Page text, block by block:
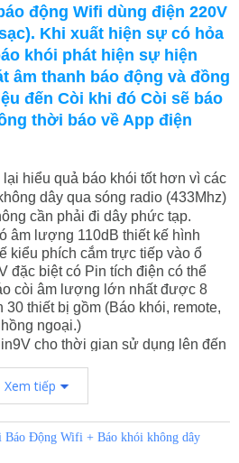
động Wifi dùng điện 220V
Khi xuất hiện sự có hỏa
khói phát hiện sự hiện
âm thanh báo động và đồng
đến Còi khi đó Còi sẽ báo
thời báo về App điện
hiểu quả báo khói tốt hơn vì các
dây qua sóng radio (433Mhz)
cần phải đi dây phức tạp.
âm lượng 110dB thiết kế hình
kiểu phích cắm trực tiếp vào ổ
đặc biệt có Pin tích điện có thể
còi âm lượng lớn nhất được 8
30 thiết bị gồm (Báo khói, remote,
ngoại.)
cho thời gian sử dụng lên đến
hiện đại chóng báo giả cao.
Xem tiếp
Báo Động Wifi + Báo khói không dây